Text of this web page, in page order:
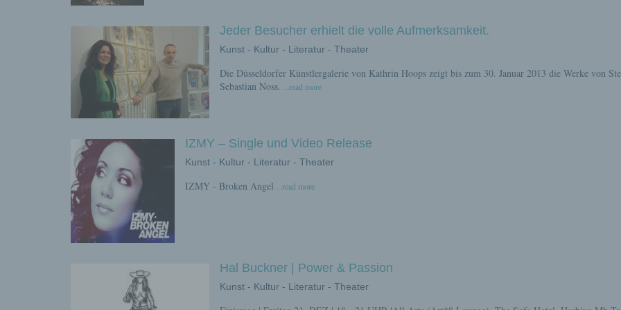
Jeder Besucher erhielt die volle Aufmerksamkeit.
Kunst - Kultur - Literatur - Theater
Die Düsseldorfer Künstlergalerie von Kathrin Hoops zeigt bis zum 30. Januar 2013 die Werke von
Sebastian Noss.
...read more
IZMY – Single und Video Release
Kunst - Kultur - Literatur - Theater
IZMY - Broken Angel ...read more
Hal Buckner | Power & Passion
Kunst - Kultur - Literatur - Theater